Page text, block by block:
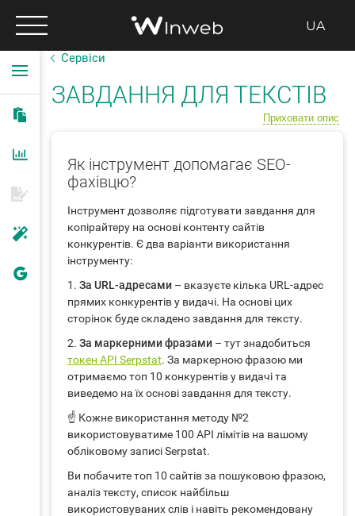
UA
Сервіси
ЗАВДАННЯ ДЛЯ ТЕКСТІВ
Приховати опис
Як інструмент допомагає SEO-
фахівцю?
Інструмент дозволяє підготувати завдання для
копірайтеру на основі контенту сайтів
конкурентів. Є два варіанти використання
інструменту:
1. За URL-адресами – вказуєте кілька URL-адрес
прямих конкурентів у видачі. На основі цих
сторінок буде складено завдання для тексту.
2. За маркерними фразами – тут знадобиться
токен API Serpstat. За маркерною фразою ми
отримаємо топ 10 конкурентів у видачі та
виведемо на їх основі завдання для тексту.
☝ Кожне використання методу №2
використовуватиме 100 API лімітів на вашому
обліковому записі Serpstat.
Ви побачите топ 10 сайтів за пошуковою фразою,
аналіз тексту, список найбільш
використовуваних слів і навіть рекомендовану